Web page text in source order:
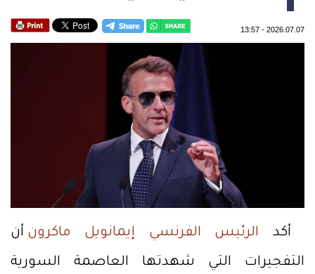
2026.07.07
-
13:57
أكد الرئيس الفرنسي إيمانويل ماكرون أن
التفجيرات التي شهدتها العاصمة السورية